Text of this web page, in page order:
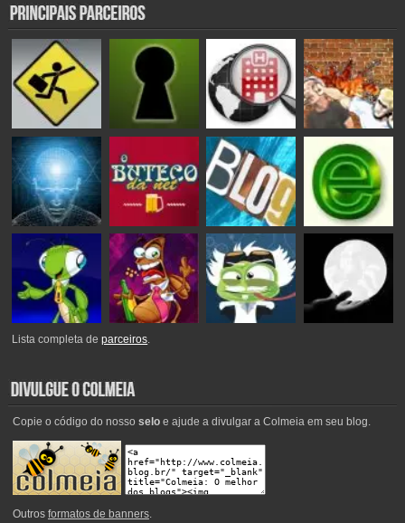
Lista completa deparceiros.
Copie o código do nosso seloe ajude a divulgar a Colmeia em seu blog.
Outros formatos de banners.